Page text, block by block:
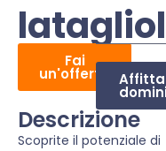
Fai
un'offerta
Descrizione
Scoprite il potenziale di